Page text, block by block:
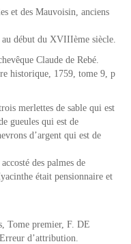
et des Mauvoisin, anciens
au début du XVIIIème siècle.
Claude de Rebé.
historique, 1759, tome 9, p
merlettes de sable qui est
gueules qui est de
d’argent qui est de
des palmes de
était pensionnaire et
Tome premier, F. DE
d’attribution.